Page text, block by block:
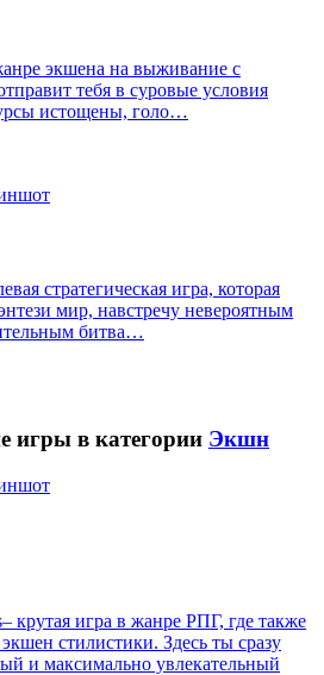
экшена на выживание с
тебя в суровые условия
истощены, голо…
стратегическая игра, которая
мир, навстречу невероятным
битва…
игры в категории Экшн
крутая игра в жанре РПГ, где также
стилистики. Здесь ты сразу
и максимально увлекательный